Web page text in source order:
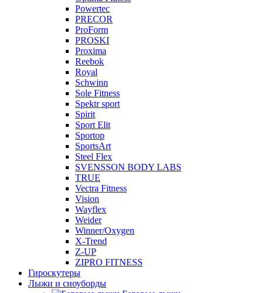
Powertec
PRECOR
ProForm
PROSKI
Proxima
Reebok
Royal
Schwinn
Sole Fitness
Spektr sport
Spirit
Sport Elit
Sportop
SportsArt
Steel Flex
SVENSSON BODY LABS
TRUE
Vectra Fitness
Vision
Wayflex
Weider
Winner/Oxygen
X-Trend
Z-UP
ZIPRO FITNESS
Гироскутеры
Лыжи и сноуборды